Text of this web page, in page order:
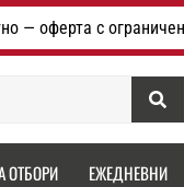
— оферта с
Търсене
ОТБОРИ ЕЖЕДНЕВНИ